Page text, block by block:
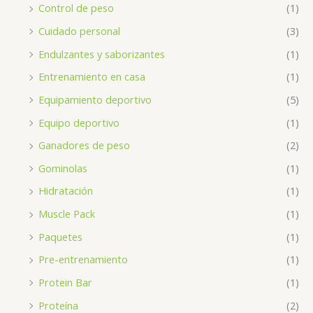
Control de peso
(1)
Cuidado personal
(3)
Endulzantes y saborizantes
(1)
Entrenamiento en casa
(1)
Equipamiento deportivo
(5)
Equipo deportivo
(1)
Ganadores de peso
(2)
Gominolas
(1)
Hidratación
(1)
Muscle Pack
(1)
Paquetes
(1)
Pre-entrenamiento
(1)
Protein Bar
(1)
Proteína
(2)